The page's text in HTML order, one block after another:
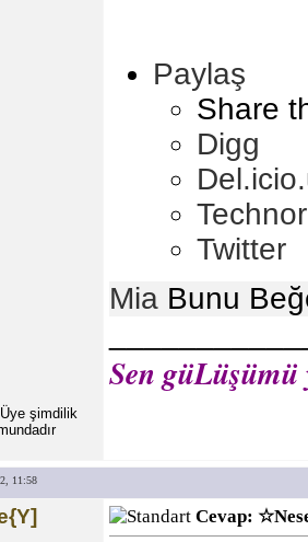
Paylaş
Share
Digg
Twitter
Mia Bunu
Sen
11:58
Cevap: